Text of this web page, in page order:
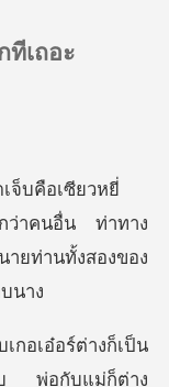
ทีเถอะ
กว่าคนอื่น ท่าทาง
เป็น
บ พ่อกับแม่ก็ต่